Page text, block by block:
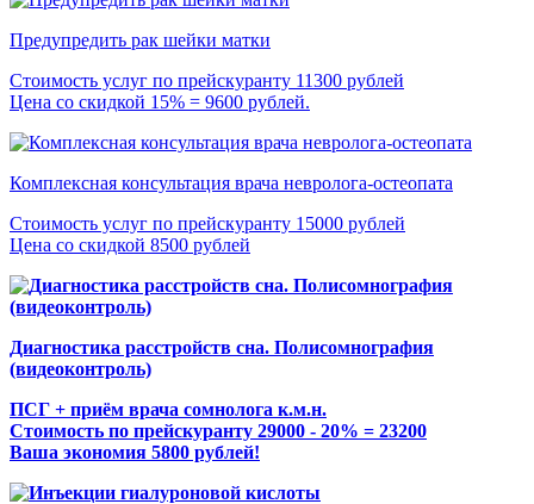
Предупредить рак шейки матки
Стоимость услуг по прейскуранту 11300 рублей
Цена со скидкой 15% = 9600 рублей.
Комплексная консультация врача невролога-остеопата
Стоимость услуг по прейскуранту 15000 рублей
Цена со скидкой 8500 рублей
Диагностика расстройств сна. Полисомнография
(видеоконтроль)
ПСГ + приём врача сомнолога к.м.н.
Стоимость по прейскуранту 29000 - 20% = 23200
Ваша экономия 5800 рублей!